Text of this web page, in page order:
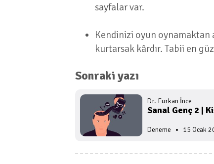
sayfalar var.
Kendinizi oyun oynamaktan
kurtarsak kârdır. Tabii en
Sonraki yazı